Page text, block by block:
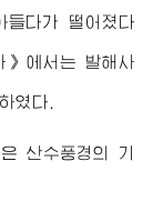
다가 떨어졌다
》에서는 발해사
였다.
산수풍경의 기